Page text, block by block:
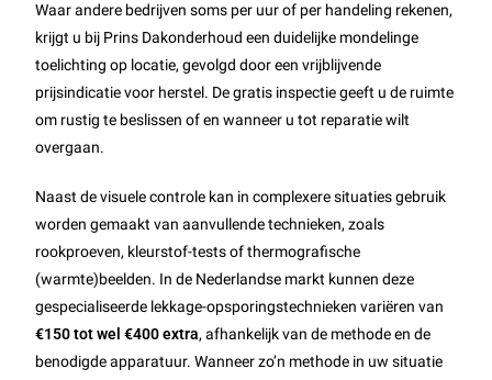
Waar andere bedrijven soms per uur of per handeling rekenen,
krijgt u bij Prins Dakonderhoud een duidelijke mondelinge
toelichting op locatie, gevolgd door een vrijblijvende
prijsindicatie voor herstel. De gratis inspectie geeft u de ruimte
om rustig te beslissen of en wanneer u tot reparatie wilt
overgaan.
Naast de visuele controle kan in complexere situaties gebruik
worden gemaakt van aanvullende technieken, zoals
rookproeven, kleurstof-tests of thermografische
(warmte)beelden. In de Nederlandse markt kunnen deze
gespecialiseerde lekkage-opsporingstechnieken variëren van
€150 tot wel €400 extra, afhankelijk van de methode en de
benodigde apparatuur. Wanneer zo’n methode in uw situatie